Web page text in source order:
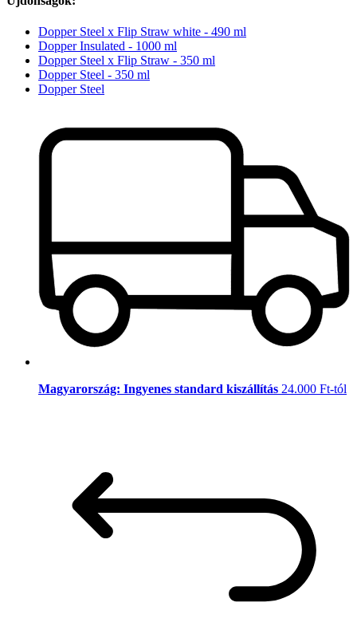
Dopper Steel x Flip Straw white - 490 ml
Dopper Insulated - 1000 ml
Dopper Steel x Flip Straw - 350 ml
Dopper Steel - 350 ml
Dopper Steel
Magyarország: Ingyenes standard kiszállítás 24.000 Ft-tól